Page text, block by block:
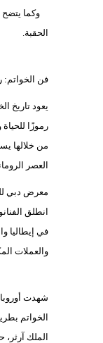
وكما يتضح
الحقبة.
فن الخواتم:
يعود تاريخ
رموزًا
من خلالها
العصر
معرض دبي
انطلق
في إيطاليا
والعملات
الخواتم
الملك آرثر،